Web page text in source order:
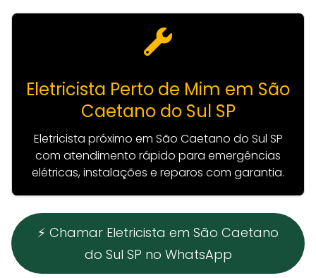
Eletricista Perto de Mim em São
Caetano do Sul SP
Eletricista próximo em São Caetano do Sul SP
com atendimento rápido para emergências
elétricas, instalações e reparos com garantia.
⚡ Chamar Eletricista em São Caetano
do Sul SP no WhatsApp